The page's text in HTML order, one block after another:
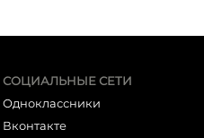
СОЦИАЛЬНЫЕ СЕТИ
Одноклассники
Вконтакте